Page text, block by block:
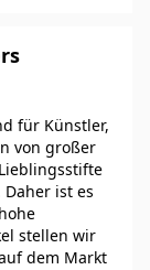
für Künstler,
von großer
ist es
stellen wir
dem Markt